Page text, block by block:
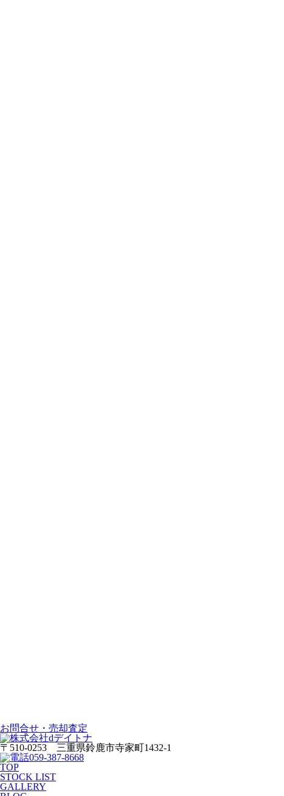
お問合せ・売却査定
〒510-0253 三重県鈴鹿市寺家町1432-1
059-387-8668
TOP
STOCK LIST
GALLERY